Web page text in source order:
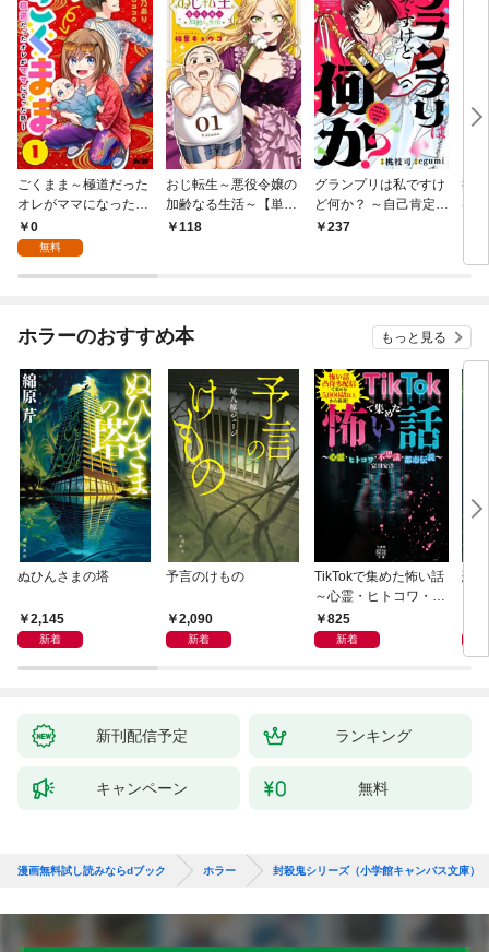
ごくまま～極道だった
オレがママになった話
～【単話】（１）
0
無料
おじ転生～悪役令嬢の
加齢なる生活～【単
話】（１）
118
グランプリは私ですけ
ど何か？ ～自己肯定モ
ンスターのミスコン無
237
後
は
ホラーのおすすめ本 もっと見る
ぬひんさまの塔
2,145
新着
予言のけもの
2,090
新着
TikTokで集めた怖い話
～心霊・ヒトコワ・不
思議・都市伝説～
825
新着
恐
新刊配信予定 ランキング
キャンペーン 無料
漫画無料試し読みならdブック ホラー 封殺鬼シリーズ（小学館キャンバス文庫）